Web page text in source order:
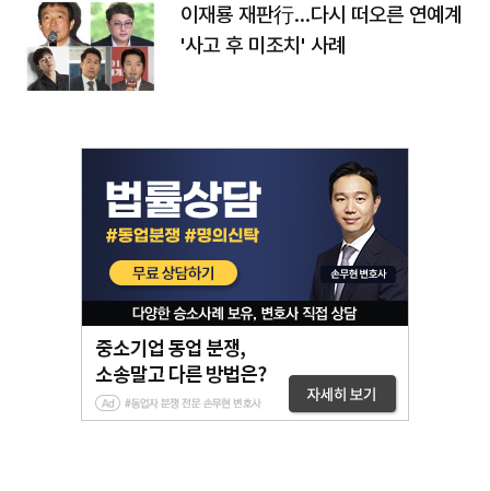
이재룡 재판行…다시 떠오른 연예계
'사고 후 미조치' 사례